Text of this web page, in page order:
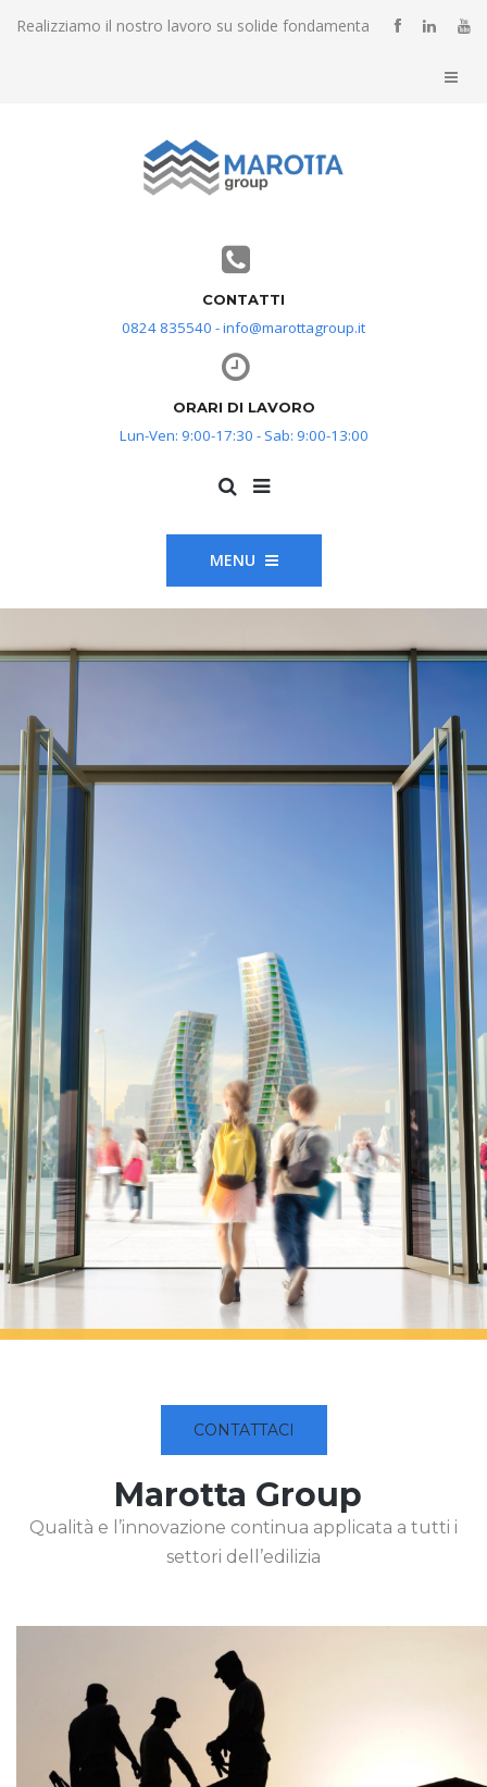
Realizziamo il nostro lavoro su solide fondamenta
CONTATTI
0824 835540 - info@marottagroup.it
ORARI DI LAVORO
Lun-Ven: 9:00-17:30 - Sab: 9:00-13:00
MENU
METAL WORK
Strutture
alluminio
CONTATTACI
Marotta Group
Qualità e l’innovazione continua applicata a tutti i
settori dell’edilizia